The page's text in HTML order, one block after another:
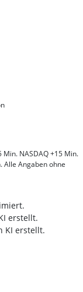
NASDAQ +15 Min.
Alle Angaben ohne
erstellt.
KI erstellt.